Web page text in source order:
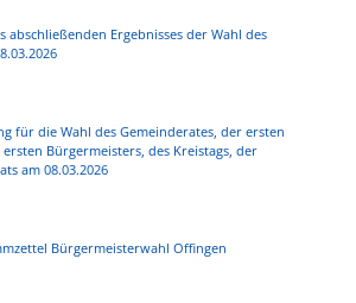
abschließenden Ergebnisses der Wahl des
für die Wahl des Gemeinderates, der ersten
Bürgermeisters, des Kreistags, der
am 08.03.2026
Bürgermeisterwahl Offingen